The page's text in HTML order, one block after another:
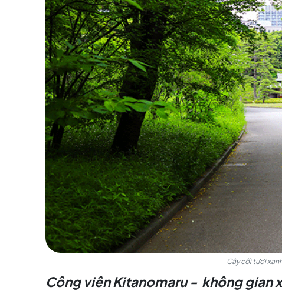
Du khách
Vườn Quốc gia Kokyo Gaien -
Vườn Quốc gia Kokyo Gaien là một trong những
vào năm 1949, trước đây là một phần của khuôn
lịch Nhật Bản, bao gồm: Cầu Nijubashi, Cổng
còn có nhiều loài hoa và cây cối được chăm sóc